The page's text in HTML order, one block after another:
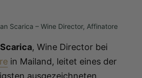
Scarica – Wine Director, Affinatore
, Wine Director bei
in Mailand, leitet eines der
ausgezeichneten